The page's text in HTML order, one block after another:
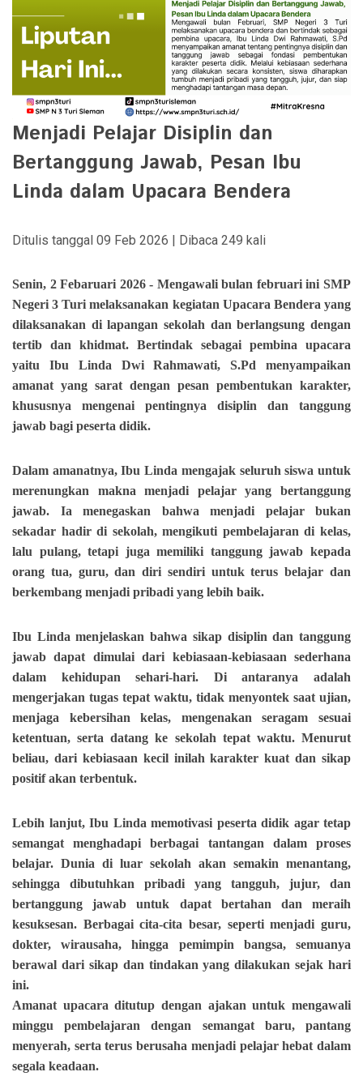
Menjadi Pelajar Disiplin dan
Bertanggung Jawab, Pesan Ibu
Linda dalam Upacara Bendera
Ditulis tanggal 09 Feb 2026 | Dibaca 249 kali
Senin, 2 Febaruari 2026 - Mengawali bulan februari ini SMP
Negeri 3 Turi melaksanakan kegiatan Upacara Bendera yang
dilaksanakan di lapangan sekolah dan berlangsung dengan
tertib dan khidmat. Bertindak sebagai pembina upacara
yaitu Ibu Linda Dwi Rahmawati, S.Pd menyampaikan
amanat yang sarat dengan pesan pembentukan karakter,
khususnya mengenai pentingnya disiplin dan tanggung
jawab bagi peserta didik.
Dalam amanatnya, Ibu Linda mengajak seluruh siswa untuk
merenungkan makna menjadi pelajar yang bertanggung
jawab. Ia menegaskan bahwa menjadi pelajar bukan
sekadar hadir di sekolah, mengikuti pembelajaran di kelas,
lalu pulang, tetapi juga memiliki tanggung jawab kepada
orang tua, guru, dan diri sendiri untuk terus belajar dan
berkembang menjadi pribadi yang lebih baik.
Ibu Linda menjelaskan bahwa sikap disiplin dan tanggung
jawab dapat dimulai dari kebiasaan-kebiasaan sederhana
dalam kehidupan sehari-hari. Di antaranya adalah
mengerjakan tugas tepat waktu, tidak menyontek saat ujian,
menjaga kebersihan kelas, mengenakan seragam sesuai
ketentuan, serta datang ke sekolah tepat waktu. Menurut
beliau, dari kebiasaan kecil inilah karakter kuat dan sikap
positif akan terbentuk.
Lebih lanjut, Ibu Linda memotivasi peserta didik agar tetap
semangat menghadapi berbagai tantangan dalam proses
belajar. Dunia di luar sekolah akan semakin menantang,
sehingga dibutuhkan pribadi yang tangguh, jujur, dan
bertanggung jawab untuk dapat bertahan dan meraih
kesuksesan. Berbagai cita-cita besar, seperti menjadi guru,
dokter, wirausaha, hingga pemimpin bangsa, semuanya
berawal dari sikap dan tindakan yang dilakukan sejak hari
ini.
Amanat upacara ditutup dengan ajakan untuk mengawali
minggu pembelajaran dengan semangat baru, pantang
menyerah, serta terus berusaha menjadi pelajar hebat dalam
segala keadaan.